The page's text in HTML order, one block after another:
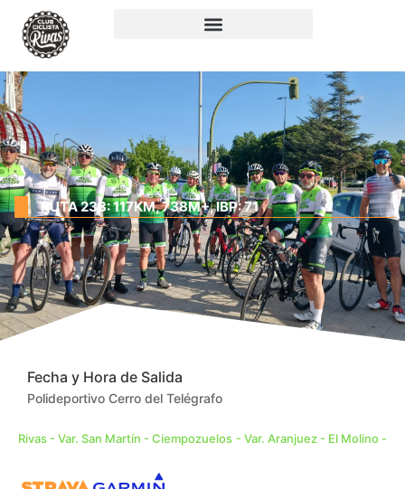
RUTA 233: 117KM, 738M+, IBP: 71
Fecha y Hora de Salida
Polideportivo Cerro del Telégrafo
Rivas - Var. San Martín - Ciempozuelos - Var. Aranjuez - El Molino -